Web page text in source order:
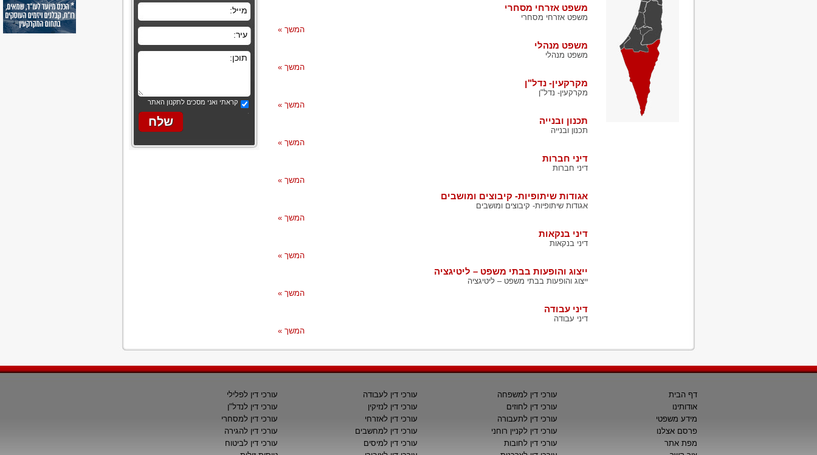
משפט אזרחי מסחרי
משפט אזרחי מסחרי
המשך »
משפט מנהלי
משפט מנהלי
המשך »
מקרקעין- נדל"ן
מקרקעין- נדל"ן
המשך »
תכנון ובנייה
תכנון ובנייה
המשך »
דיני חברות
דיני חברות
המשך »
אגודות שיתופיות- קיבוצים ומושבים
אגודות שיתופיות- קיבוצים ומושבים
המשך »
דיני בנקאות
דיני בנקאות
המשך »
ייצוג והופעות בבתי משפט – ליטיגציה
ייצוג והופעות בבתי משפט – ליטיגציה
המשך »
דיני עבודה
דיני עבודה
המשך »
קראתי ואני מסכים לתקנון האתר
דף הבית
אודותינו
מידע משפטי
פרסם אצלנו
מפת אתר
עורכי דין למשפחה
עורכי דין לחוזים
עורכי דין לתעבורה
עורכי דין לקניין רוחני
עורכי דין לחובות
עורכי דין לעבודה
עורכי דין לנזיקין
עורכי דין לאזרחי
עורכי דין למחשבים
עורכי דין למיסים
עורכי דין לפלילי
עורכי דין לנדל"ן
עורכי דין למסחרי
עורכי דין להגירה
עורכי דין לביטוח